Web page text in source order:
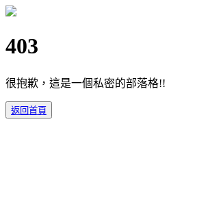
403
很抱歉，這是一個私密的部落格!!
返回首頁